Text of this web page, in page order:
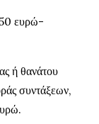
ευρώ-
ή θανάτου
συντάξεων,